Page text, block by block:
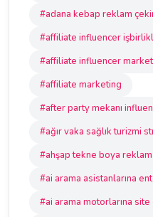
#adana kebap reklam
#affiliate influencer
#affiliate influencer
#affiliate marketing
#after party mekanı
#ağır vaka sağlık turizmi
#ahşap tekne boya reklam
#ai arama asistanlarına
#ai arama motorlarına